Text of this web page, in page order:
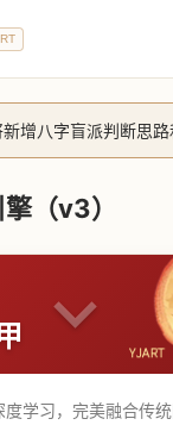
（v3）
度学习，完美融合传